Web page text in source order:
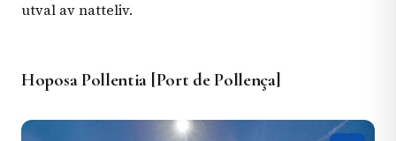
utval av natteliv.
Hoposa Pollentia [Port de Pollença]